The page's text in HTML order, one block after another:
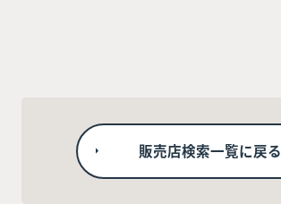
販売店検索一覧に戻る